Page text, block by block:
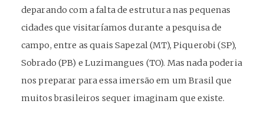
deparando com a falta de estrutura nas pequenas
cidades que visitaríamos durante a pesquisa de
campo, entre as quais Sapezal (MT), Piquerobi (SP),
Sobrado (PB) e Luzimangues (TO). Mas nada poderia
nos preparar para essa imersão em um Brasil que
muitos brasileiros sequer imaginam que existe.